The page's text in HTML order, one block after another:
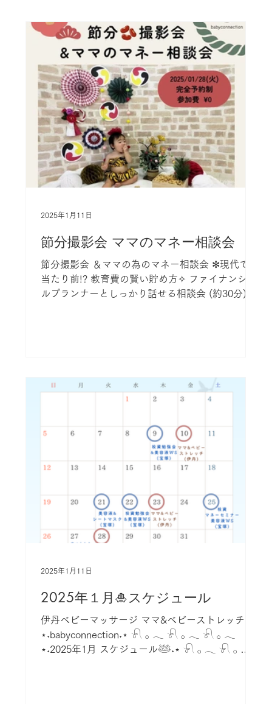
節分撮影会 ママのマネー相談会
節分撮影会 ＆ママの為のマネー相談会 ✻現代では
当たり前!? 教育費の賢い貯め方✧ ファイナンシャ
ルプランナーとしっかり話せる相談会 (約30分) ↓
2025年1月11日
2025年１月🎍スケジュール
伊丹ベビーマッサージ ママ&ベビーストレッチ
⋆˖babyconnection˖⋆ 𓍯 𓂂 𓂃 𓍯 𓂂 𓂃 𓍯 𓂂 𓂃
⋆˖2025年1月 スケジュール𓅸˖⋆ 𓍯 𓂂 𓂃 𓍯 𓂂 𓂃
2025年1月11日